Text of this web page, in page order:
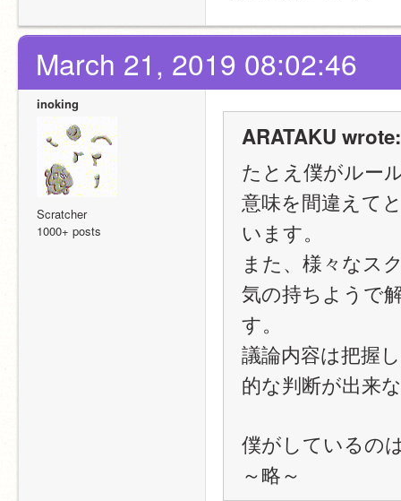
March 21, 2019 08:02:46
inoking
Scratcher
1000+ posts
ARATAKU wrote:
たとえ僕がルー
意味を間違えて
います。
また、様々なス
気の持ちようで
す。
議論内容は把握
的な判断が出来
僕がしているの
～略～